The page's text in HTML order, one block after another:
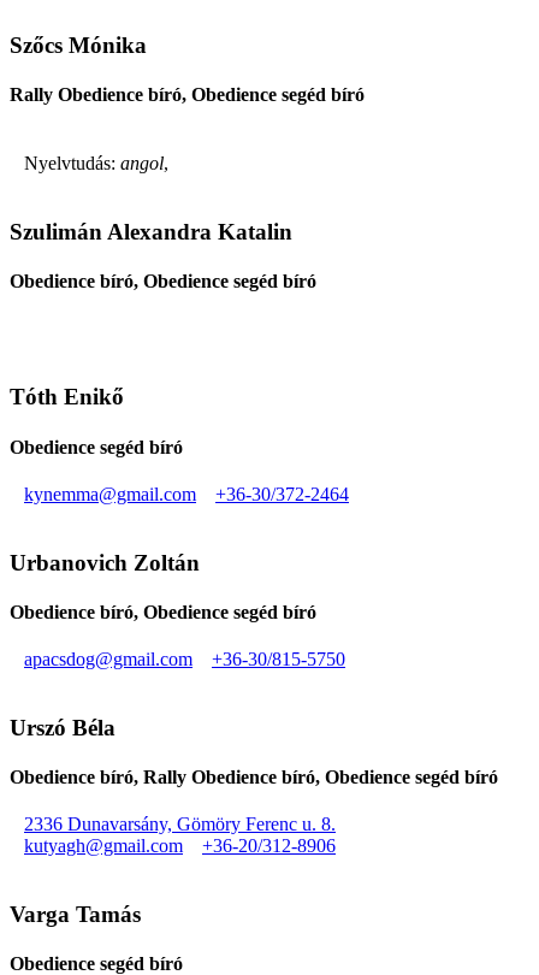
Szőcs Mónika
Rally Obedience bíró, Obedience segéd bíró
Nyelvtudás: angol,
Szulimán Alexandra Katalin
Obedience bíró, Obedience segéd bíró
Tóth Enikő
Obedience segéd bíró
kynemma@gmail.com +36-30/372-2464
Urbanovich Zoltán
Obedience bíró, Obedience segéd bíró
apacsdog@gmail.com +36-30/815-5750
Urszó Béla
Obedience bíró, Rally Obedience bíró, Obedience segéd bíró
2336 Dunavarsány, Gömöry Ferenc u. 8.
kutyagh@gmail.com
+36-20/312-8906
Varga Tamás
Obedience segéd bíró